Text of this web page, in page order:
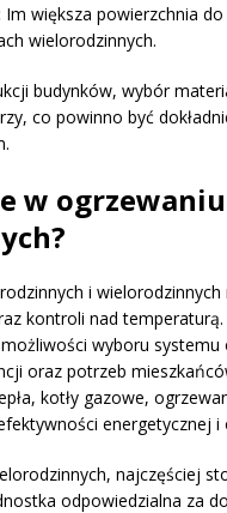
Im większa powierzchnia
wielorodzinnych.
budynków, wybór
co powinno być
w
i
kontroli nad
wyboru
oraz potrzeb
kotły gazowe,
energetycznej
najczęściej
odpowiedzialna za